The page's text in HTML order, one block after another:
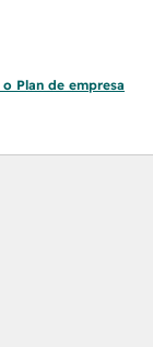
o Plan de empresa